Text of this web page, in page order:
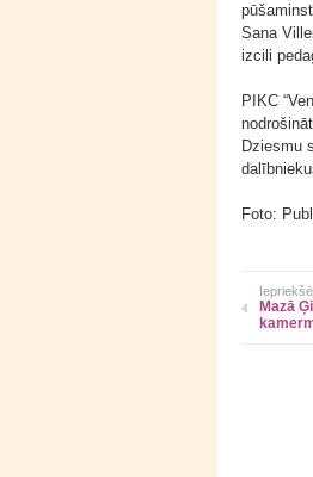
Sana
izcili
PIKC
Dziesmu
Foto:
Mazā